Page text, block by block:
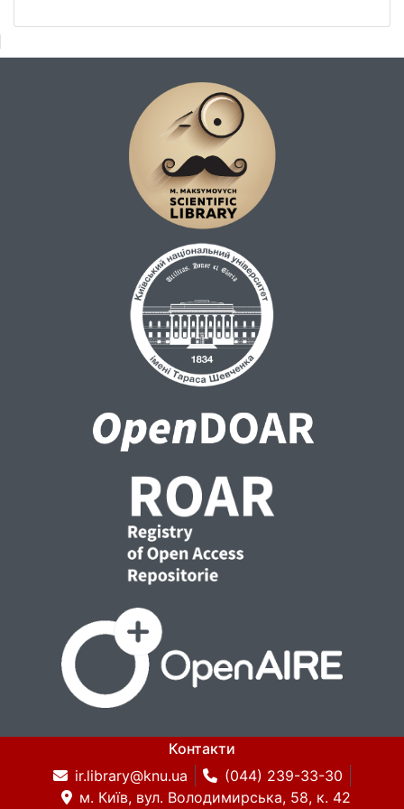
прикладі черкаського радіоефіру.
Контакти
ir.library@knu.ua
(044) 239-33-30
м. Київ, вул. Володимирська, 58, к. 42